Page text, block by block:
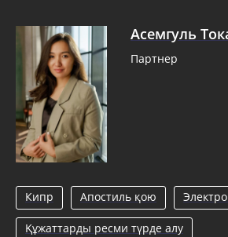
Асемгуль
Партнер
Кипр Апостиль қою
Құжаттарды ресми түрде алу